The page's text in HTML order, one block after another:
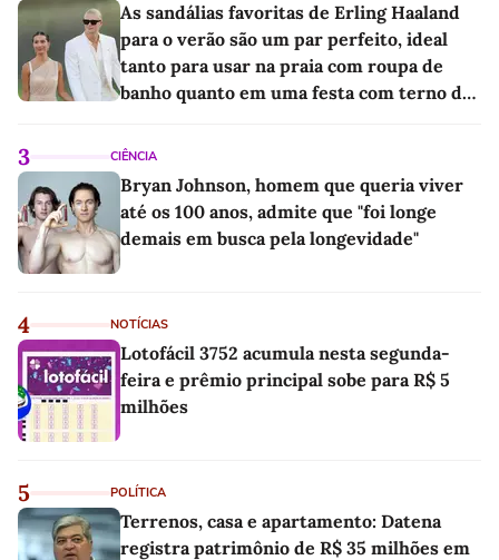
As sandálias favoritas de Erling Haaland
para o verão são um par perfeito, ideal
tanto para usar na praia com roupa de
banho quanto em uma festa com terno de
3 CIÊNCIA
Bryan Johnson, homem que queria viver
até os 100 anos, admite que "foi longe
demais em busca pela longevidade"
4 NOTÍCIAS
Lotofácil 3752 acumula nesta segunda-
feira e prêmio principal sobe para R$ 5
milhões
5 POLÍTICA
Terrenos, casa e apartamento: Datena
registra patrimônio de R$ 35 milhões em